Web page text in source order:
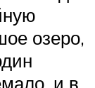
озеро,
и в